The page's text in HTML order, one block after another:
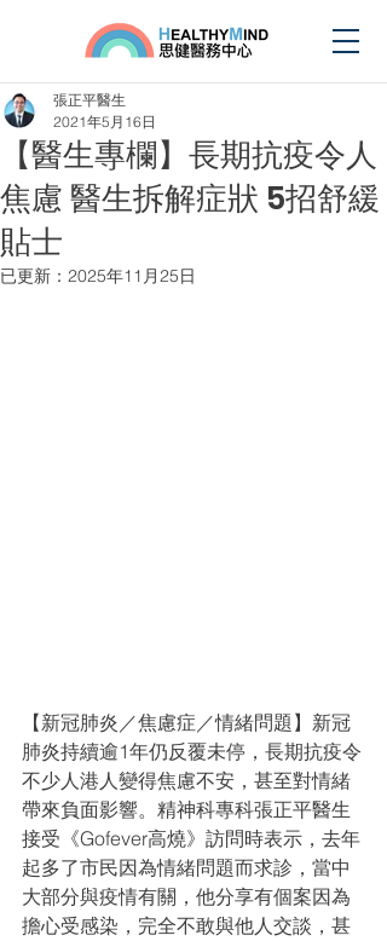
【醫生專欄】長期抗疫令人
焦慮 醫生拆解症狀 5招舒緩
貼士
張正平醫生
2021年5月16日
已更新： 2025年11月25日
【新冠肺炎／焦慮症／情緒問題】新冠
肺炎持續逾1年仍反覆未停，長期抗疫令
不少人港人變得焦慮不安，甚至對情緒
帶來負面影響。精神科專科張正平醫生
接受《Gofever高燒》訪問時表示，去年
起多了市民因為情緒問題而求診，當中
大部分與疫情有關，他分享有個案因為
擔心受感染，完全不敢與他人交談，甚